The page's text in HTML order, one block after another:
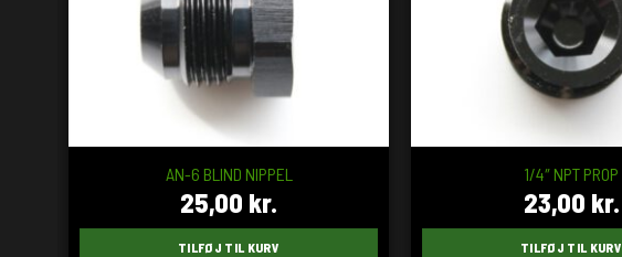
AN-6 BLIND NIPPEL
25,00 kr.
TILFØJ TIL KURV
1/4″ NPT PROP
23,00 kr.
TILFØJ TIL KURV